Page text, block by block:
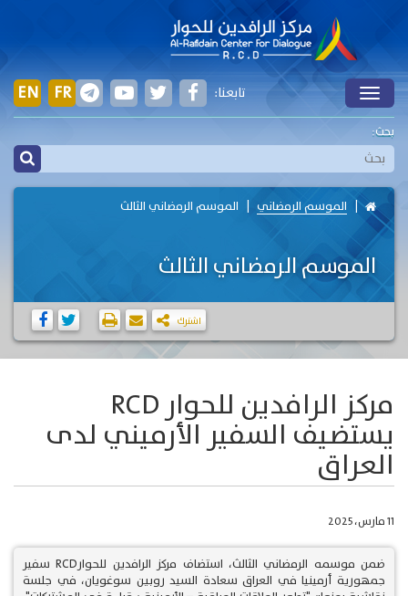
Toggle
EN FR تابعنا:
بحث:
الموسم الرمضاني الموسم الرمضاني الثالث
الموسم الرمضاني الثالث
اشترك
مركز الرافدين للحوار RCD
يستضيف السفير الأرميني لدى
العراق
11 مارس، 2025
ضمن موسمه الرمضاني الثالث، استضاف مركز الرافدين للحوارRCD سفير
جمهورية أرمينيا في العراق سعادة السيد روبين سوغويان، في جلسة